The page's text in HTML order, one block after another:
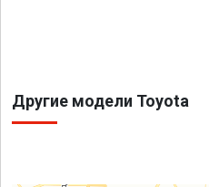
Другие модели Toyota